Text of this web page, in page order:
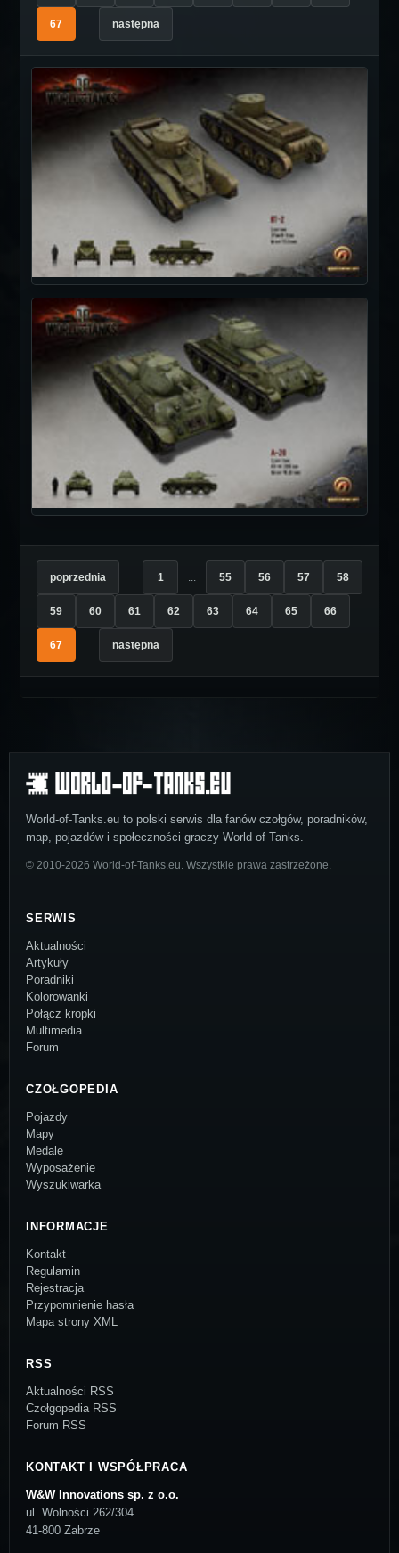
67 następna
poprzednia 1 ... 55 56 57 58
59 60 61 62 63 64 65 66
67 następna
World-of-Tanks.eu to polski serwis dla fanów czołgów, poradników,
map, pojazdów i społeczności graczy World of Tanks.
© 2010-2026 World-of-Tanks.eu. Wszystkie prawa zastrzeżone.
SERWIS
Aktualności
Artykuły
Poradniki
Kolorowanki
Połącz kropki
Multimedia
Forum
CZOŁGOPEDIA
Pojazdy
Mapy
Medale
Wyposażenie
Wyszukiwarka
INFORMACJE
Kontakt
Regulamin
Rejestracja
Przypomnienie hasła
Mapa strony XML
RSS
Aktualności RSS
Czołgopedia RSS
Forum RSS
KONTAKT I WSPÓŁPRACA
W&W Innovations sp. z o.o.
ul. Wolności 262/304
41-800 Zabrze